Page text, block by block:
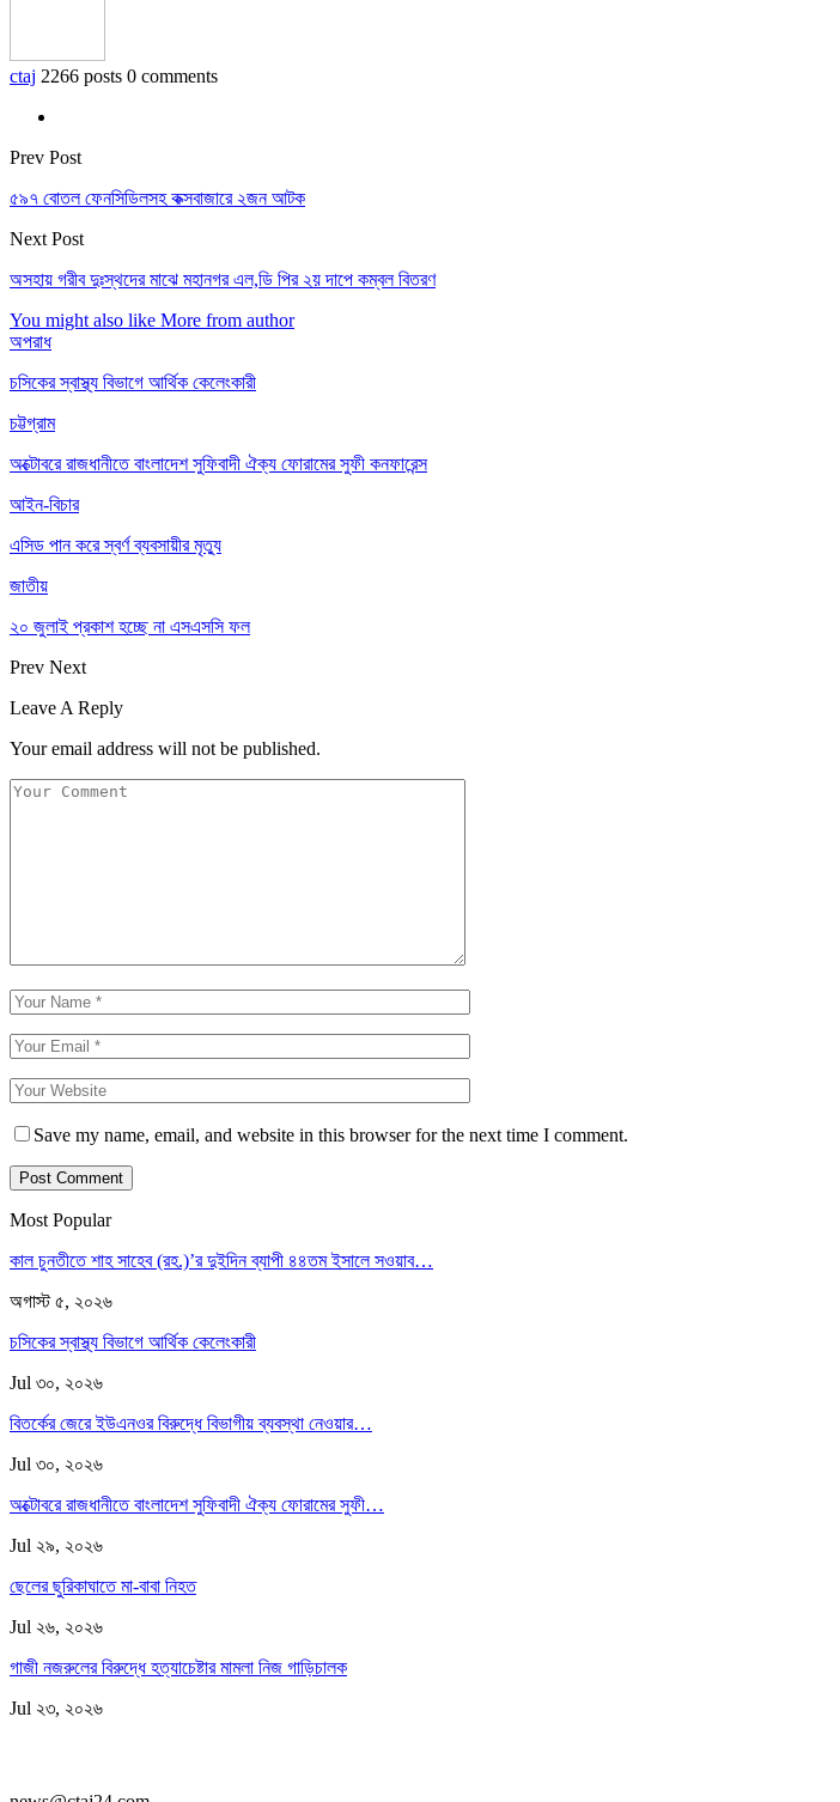
ctaj 2266 posts 0 comments
Prev Post
৫৯৭ বোতল ফেনসিডিলসহ কক্সবাজারে ২জন আটক
Next Post
অসহায় গরীব দুঃস্থদের মাঝে মহানগর এল,ডি পির ২য় দাপে কম্বল বিতরণ
You might also like More from author
অপরাধ
চসিকের স্বাস্থ্য বিভাগে আর্থিক কেলেংকারী
চট্টগ্রাম
অক্টোবরে রাজধানীতে বাংলাদেশ সুফিবাদী ঐক্য ফোরামের সুফী কনফারেন্স
আইন-বিচার
এসিড পান করে স্বর্ণ ব্যবসায়ীর মৃত্যু
জাতীয়
২০ জুলাই প্রকাশ হচ্ছে না এসএসসি ফল
Prev Next
Leave A Reply
Your email address will not be published.
Save my name, email, and website in this browser for the next time I comment.
Most Popular
কাল চুনতীতে শাহ সাহেব (রহ.)’র দুইদিন ব্যাপী ৪৪তম ইসালে সওয়াব…
অগাস্ট ৫, ২০২৬
চসিকের স্বাস্থ্য বিভাগে আর্থিক কেলেংকারী
Jul ৩০, ২০২৬
বিতর্কের জেরে ইউএনওর বিরুদ্ধে বিভাগীয় ব্যবস্থা নেওয়ার…
Jul ৩০, ২০২৬
অক্টোবরে রাজধানীতে বাংলাদেশ সুফিবাদী ঐক্য ফোরামের সুফী…
Jul ২৯, ২০২৬
ছেলের ছুরিকাঘাতে মা-বাবা নিহত
Jul ২৬, ২০২৬
গাজী নজরুলের বিরুদ্ধে হত্যাচেষ্টার মামলা নিজ গাড়িচালক
Jul ২৩, ২০২৬